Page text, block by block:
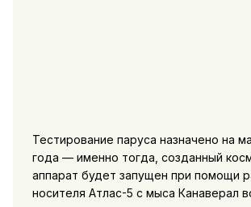
Тестирование паруса назначено на
года — именно тогда, созданный
аппарат будет запущен при помощи
носителя Атлас-5 с мыса Канаверал